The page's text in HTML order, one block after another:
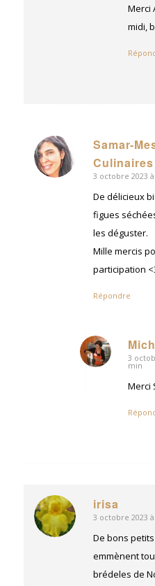
Merci
midi,
Samar-
Culinaires
dit
:
3 octobre 2023
De délicieux
figues
les déguster.
Mille mercis
participation
Répondre
dit
3
min
Merci
irisa
dit
:
3 octobre 2023
De bons
emmènent
brédeles de